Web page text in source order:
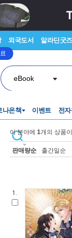
외국도서 알라딘굿즈
eBook
나온책 이벤트 전자
이 분야에 1개의 상품
판매량순 출간일순
1.